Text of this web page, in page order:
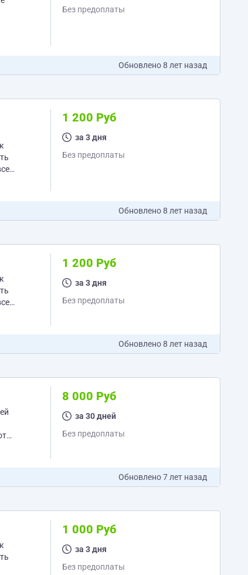
Без предоплаты
Обновлено8 лет назад
1 200 Руб
за 3 дня
Без предоплаты
Обновлено8 лет назад
1 200 Руб
за 3 дня
Без предоплаты
Обновлено8 лет назад
8 000 Руб
за 30 дней
Без предоплаты
Обновлено7 лет назад
1 000 Руб
за 3 дня
Без предоплаты